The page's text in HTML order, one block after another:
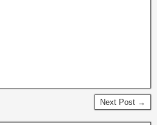
Next Post →